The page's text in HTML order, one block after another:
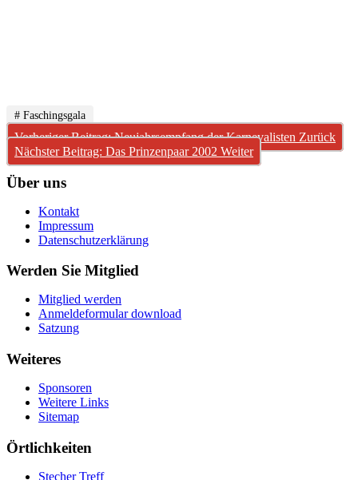
# Faschingsgala
Vorheriger Beitrag: Neujahrsempfang der Karnevalisten Zurück
Nächster Beitrag: Das Prinzenpaar 2002 Weiter
Über uns
Kontakt
Impressum
Datenschutzerklärung
Werden Sie Mitglied
Mitglied werden
Anmeldeformular download
Satzung
Weiteres
Sponsoren
Weitere Links
Sitemap
Örtlichkeiten
Stecher Treff